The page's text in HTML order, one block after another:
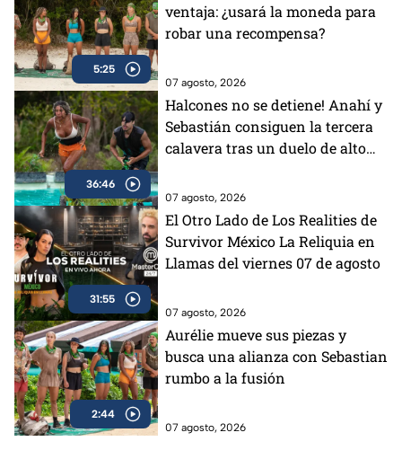
5:25
ventaja: ¿usará la moneda para
robar una recompensa?
07 agosto, 2026
36:46
Halcones no se detiene! Anahí y
Sebastián consiguen la tercera
calavera tras un duelo de alto
07 agosto, 2026
31:55
El Otro Lado de Los Realities de
Survivor México La Reliquia en
Llamas del viernes 07 de agosto
07 agosto, 2026
2:44
Aurélie mueve sus piezas y
busca una alianza con Sebastian
rumbo a la fusión
07 agosto, 2026